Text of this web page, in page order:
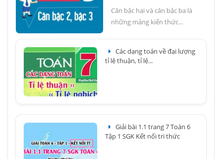
Căn bậc hai và căn bậc ba là
những mảng kiến thức...
Các dạng toán về đại lượng
tỉ lệ thuận, tỉ lệ...
Giải bài 1.1 trang 7 Toán 6
Tập 1 SGK Kết nối tri thức